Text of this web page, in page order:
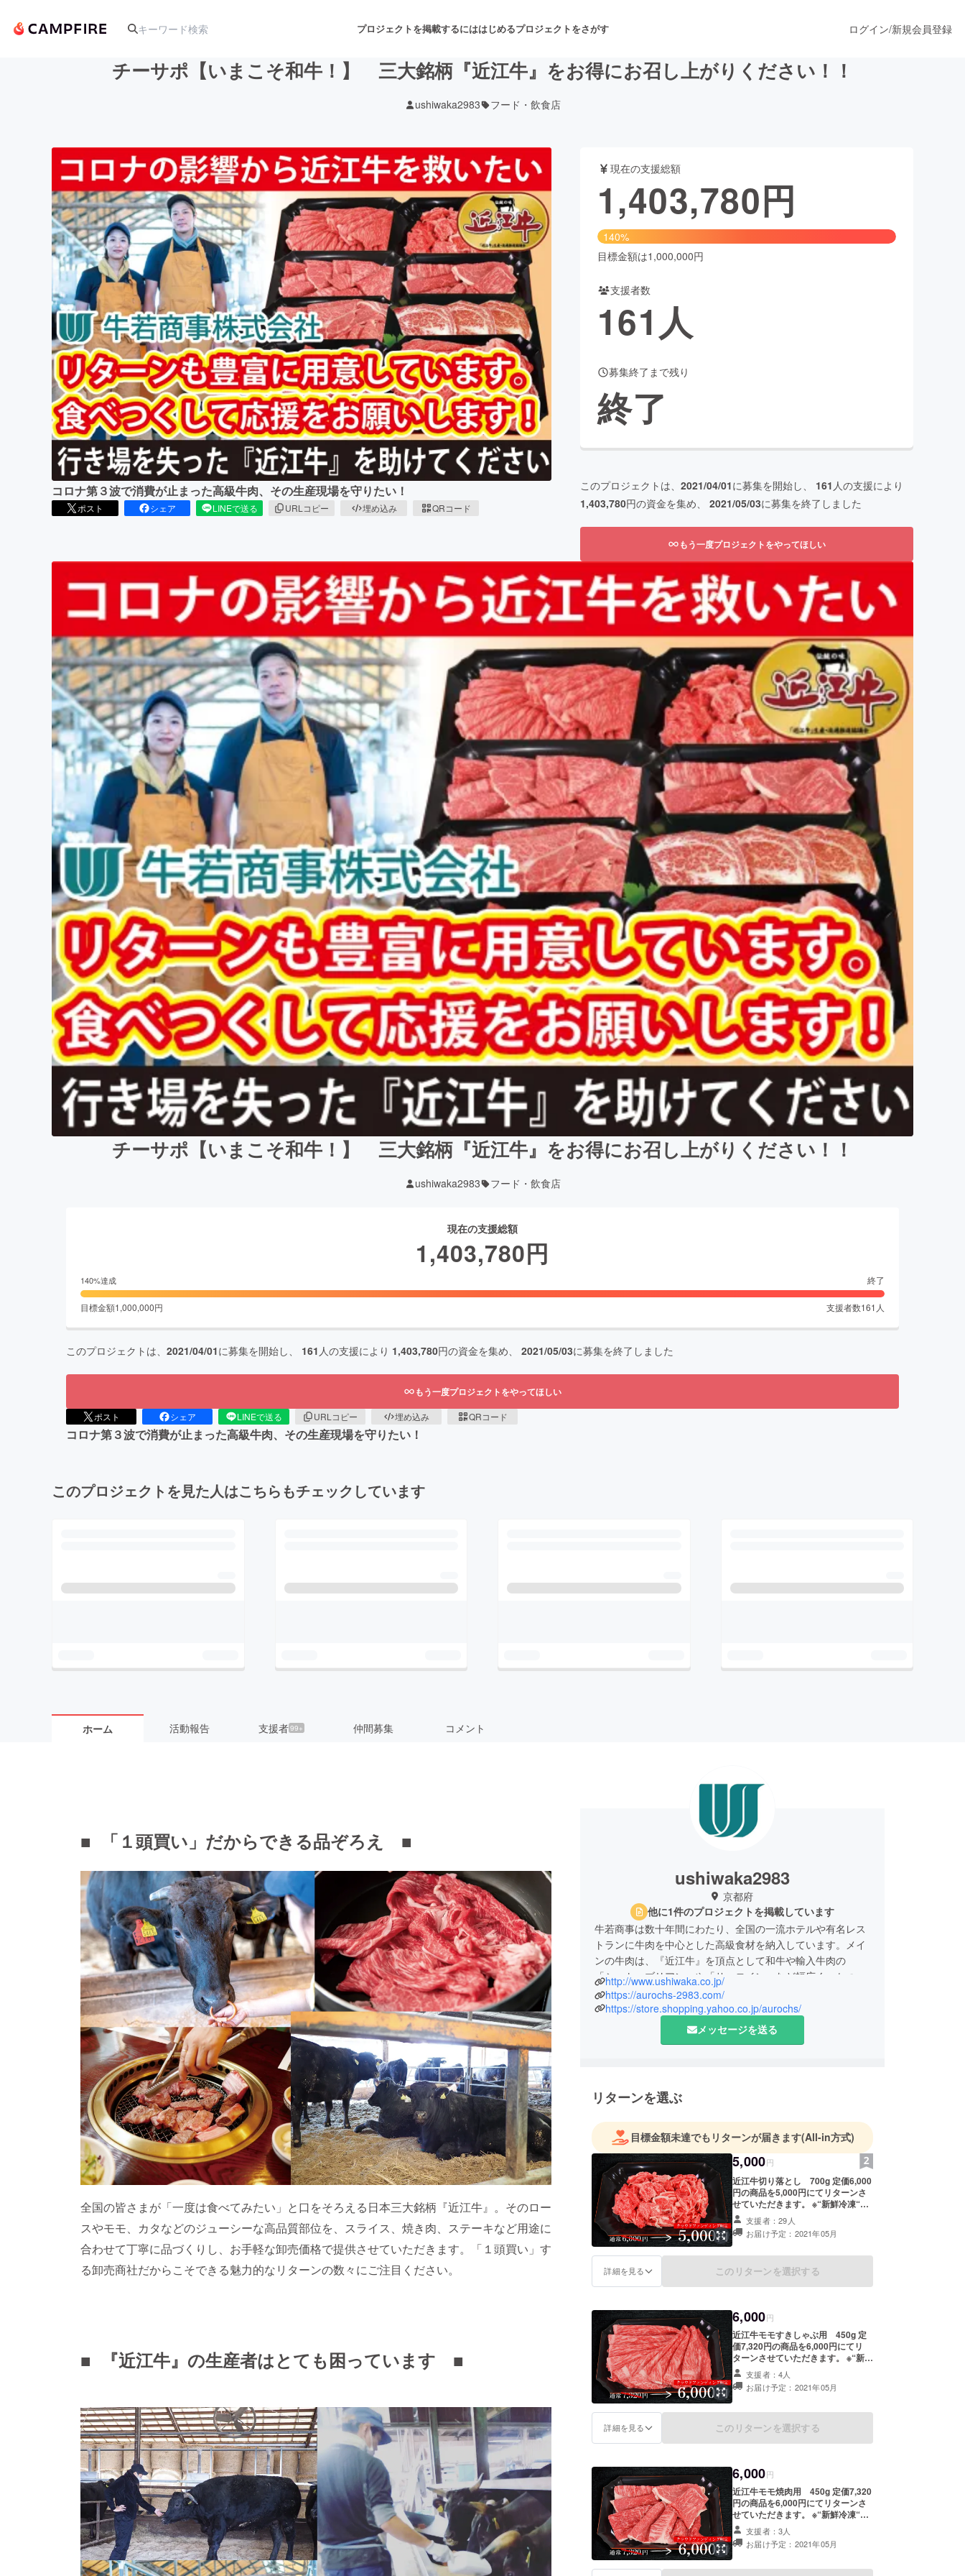
プロジェクトを掲載するにははじめるプロジェクトをさがす
アート・写真 音楽 舞台・パフォーマンス
テクノロジー・ガジェット ゲーム・サービス開発 フード・飲食店 ファッション
映像・映画 書籍・雑誌出版 アニメ・漫画
ビジネス・起業 チャレンジ ビューティー・ヘルスケア
まちづくり・地域活性化
CAMPFIRE for Social GoodCAMPFIRE Creation
CAMPFIREふるさと納税machi-yaコミュニティ
ログイン/新規会員登録
チーサポ【いまこそ和牛！】 三大銘柄『近江牛』をお得にお召し上がりください！！
ushiwaka2983 フード・飲食店
コロナ第３波で消費が止まった高級牛肉、その生産現場を守りたい！
ポスト シェア LINEで送る URLコピー 埋め込み QRコード
現在の支援総額
1,403,780円
140%
目標金額は1,000,000円
支援者数
161人
募集終了まで残り
終了
このプロジェクトは、 2021/04/01に募集を開始し、 161 人の支援により
1,403,780円の資金を集め、 2021/05/03に募集を終了しました
もう一度プロジェクトをやってほしい
チーサポ【いまこそ和牛！】 三大銘柄『近江牛』をお得にお召し上がりください！！
ushiwaka2983 フード・飲食店
現在の支援総額
1,403,780円
140%達成 終了
目標金額1,000,000円 支援者数161 人
このプロジェクトは、 2021/04/01に募集を開始し、 161 人の支援により 1,403,780円の資金を集め、 2021/05/03に募集を終了しました
もう一度プロジェクトをやってほしい
ポスト シェア LINEで送る URLコピー 埋め込み QRコード
コロナ第３波で消費が止まった高級牛肉、その生産現場を守りたい！
このプロジェクトを見た人はこちらもチェックしています
ホーム 活動報告 支援者99+ 仲間募集 コメント
■ 「１頭買い」だからできる品ぞろえ ■
全国の皆さまが「一度は食べてみたい」と口をそろえる日本三大銘柄『近江牛』。そのロー
スやモモ、カタなどのジューシーな高品質部位を、スライス、焼き肉、ステーキなど用途に
合わせて丁寧に品づくりし、お手軽な卸売価格で提供させていただきます。「１頭買い」す
る卸売商社だからこそできる魅力的なリターンの数々にご注目ください。
■ 『近江牛』の生産者はとても困っています ■
ushiwaka2983
京都府
他に1件のプロジェクトを掲載しています
牛若商事は数十年間にわたり、全国の一流ホテルや有名レス
トランに牛肉を中心とした高級食材を納入しています。メイ
ンの牛肉は、『近江牛』を頂点として和牛や輸入牛肉の
「シャトーブリアン」や「サーロイン」など幅広く、かつ大
量に安定供給しているほか、本社併設の小売部や通信販売部
『お肉ミュージアム オーロックス』でもご提供させていた
http://www.ushiwaka.co.jp/
https://aurochs-2983.com/
https://store.shopping.yahoo.co.jp/aurochs/
メッセージを送る
リターンを選ぶ
目標金額未達でもリターンが届きます(All-in方式)
5,000円
近江牛切り落とし 700g 定価6,000
円の商品を5,000円にてリターンさ
せていただきます。 ※“新鮮冷凍“で
のお届けになります。 ※送料込み価
格となります。
支援者：29人
お届け予定：2021年05月
詳細を見る このリターンを選択する
6,000円
近江牛モモすきしゃぶ用 450g 定
価7,320円の商品を6,000円にてリ
ターンさせていただきます。 ※“新鮮
冷凍“でのお届けになります。 ※送料
込み価格となります。
支援者：4人
お届け予定：2021年05月
詳細を見る このリターンを選択する
6,000円
近江牛モモ焼肉用 450g 定価7,320
円の商品を6,000円にてリターンさ
せていただきます。 ※“新鮮冷凍“で
のお届けになります。 ※送料込み価
格となります。
支援者：3人
お届け予定：2021年05月